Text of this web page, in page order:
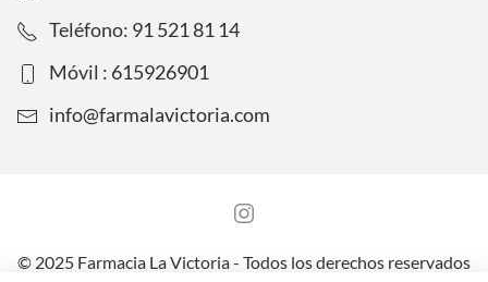
Teléfono: 91 521 81 14
Móvil : 615926901
info@farmalavictoria.com
© 2025 Farmacia La Victoria - Todos los derechos reservados